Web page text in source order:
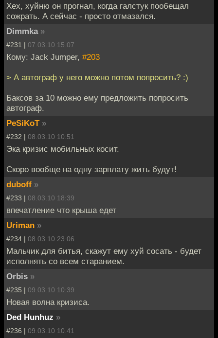
Хех, хуйню он прогнал, когда галстук пообещал
сожрать. А сейчас - просто отмазался.
Dimmka »
#231 | 07.03.10 15:07
Кому: Jack Jumper, #203
> А автограф у него можно потом попросить? :)
Баксов за 10 можно ему предложить попросить
автограф.
PeSiKoT »
#232 | 08.03.10 10:51
Эка кризис мобильных косит.
Скоро вообще на одну зарплату жить будут!
duboff »
#233 | 08.03.10 18:39
впечатление что крыша едет
Uriman »
#234 | 08.03.10 23:06
Мальчик для битья, скажут ему хуй сосать - будет
исполнять со всем старанием.
Orbis »
#235 | 09.03.10 10:39
Новая волна кризиса.
Ded Hunhuz »
#236 | 09.03.10 10:41